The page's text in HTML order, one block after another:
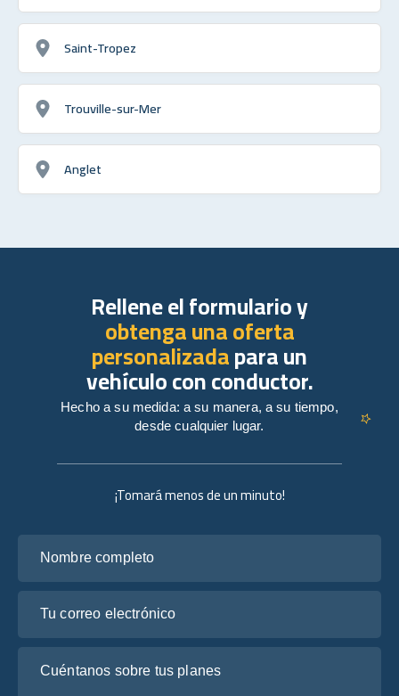
Saint-Tropez
Trouville-sur-Mer
Anglet
¡Tomará menos de un minuto!
Rellene el formulario y
obtenga una oferta
personalizadapara un
vehículo con conductor.
Hecho a su medida: a su manera, a su tiempo,
desde cualquier lugar.